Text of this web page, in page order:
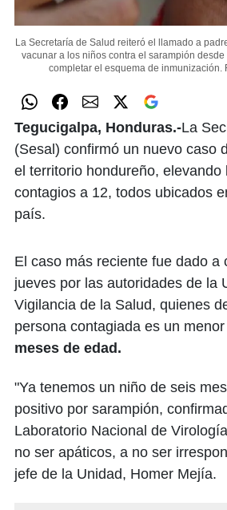
La Secretaría de Salud reiteró el llamado a
vacunar a los niños contra el sarampión
completar el esquema de inmunización.
Tegucigalpa, Honduras.-La
(Sesal) confirmó un nuevo caso
el territorio hondureño, elevando
contagios a 12, todos ubicados
país.
El caso más reciente fue dado a
jueves por las autoridades de la
Vigilancia de la Salud, quienes
persona contagiada es un
meses de edad.
"Ya tenemos un niño de seis
positivo por sarampión,
Laboratorio Nacional de
no ser apáticos, a no ser
jefe de la Unidad, Homer Mejía.